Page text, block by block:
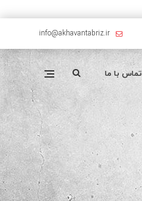
info@akhavantabriz.ir
تماس با ما